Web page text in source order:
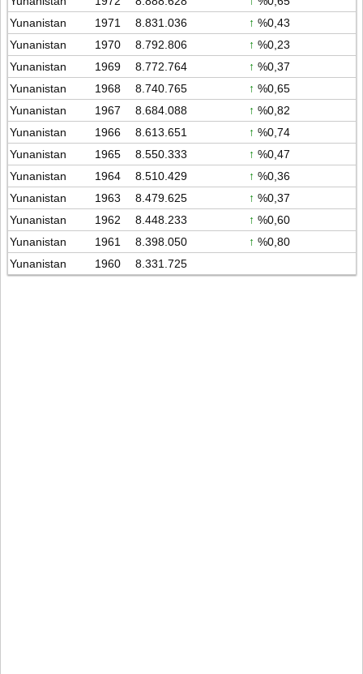
Yunanistan
1971 8.831.036 ↑ %0,43
Yunanistan
1970 8.792.806 ↑ %0,23
Yunanistan
1969 8.772.764 ↑ %0,37
Yunanistan
1968 8.740.765 ↑ %0,65
Yunanistan
1967 8.684.088 ↑ %0,82
Yunanistan
1966 8.613.651 ↑ %0,74
Yunanistan
1965 8.550.333 ↑ %0,47
Yunanistan
1964 8.510.429 ↑ %0,36
Yunanistan
1963 8.479.625 ↑ %0,37
Yunanistan
1962 8.448.233 ↑ %0,60
Yunanistan
1961 8.398.050 ↑ %0,80
Yunanistan
1960 8.331.725